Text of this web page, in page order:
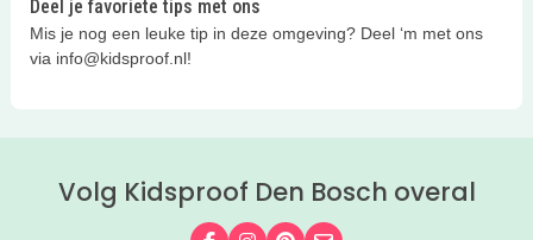
Deel je favoriete tips met ons
Mis je nog een leuke tip in deze omgeving? Deel ‘m met ons
via info@kidsproof.nl!
Volg Kidsproof Den Bosch overal